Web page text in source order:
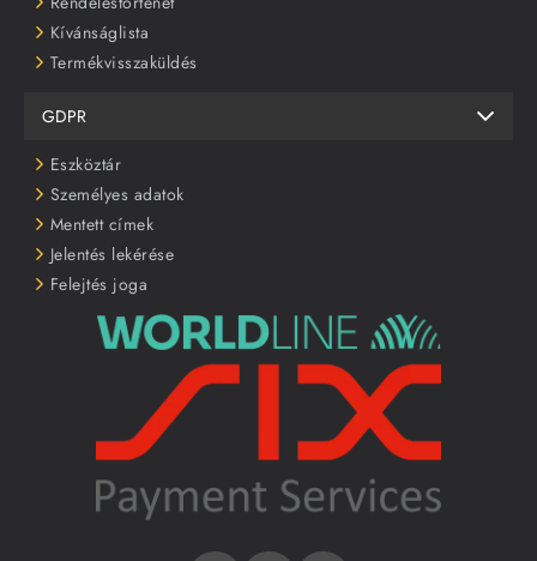
Kívánságlista
Termékvisszaküldés
GDPR
Eszköztár
Személyes adatok
Mentett címek
Jelentés lekérése
Felejtés joga